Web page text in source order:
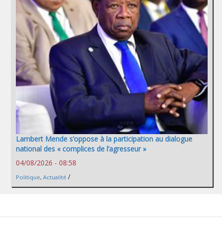
Lambert Mende s’oppose à la participation au dialogue
national des « complices de l’agresseur »
04/08/2026 - 08:58
Politique, Actualité /